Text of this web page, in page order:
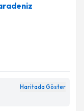
Haritada Göster